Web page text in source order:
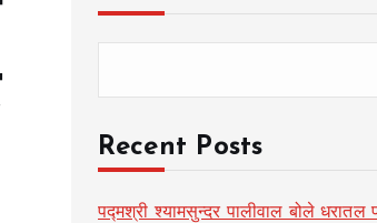
Recent Posts
पद्मश्री श्यामसुन्दर पालीवाल बोले धरातल